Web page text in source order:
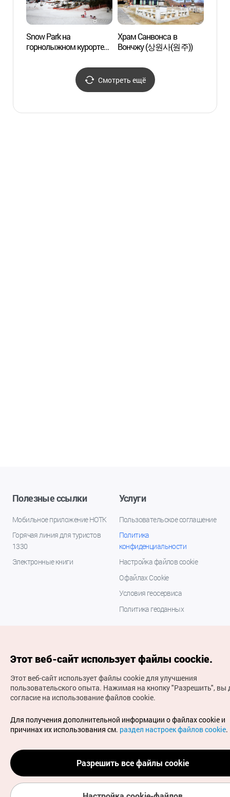
Snow Park на
горнолыжном курорте
Храм Санвонса в
Вончжу (상원사(원주))
Смотреть ещё
Полезные ссылки
Мобильное приложение НОТК
Горячая линия для туристов
1330
Электронные книги
Услуги
Пользовательское соглашение
Политика
конфиденциальности
Настройка файлов cookie
О файлах Cookie
Условия геосервиса
Политика геоданных
(с) Национальная организация туризма Кореи Все
права защищены
Для извещения об ошибках и проблемах, связанных с
работой веб-сайта, направляйте ваши запросы на
официальный адрес электронной почты
russian@knto.or.kr
Этот веб-сайт использует файлы coockie.
Этот веб-сайт использует файлы cookie для улучшения
пользовательского опыта. Нажимая на кнопку "Разрешить", вы
согласие на использование файлов cookie.
Для получения дополнительной информации о файлах cookie и
причинах их использования см. раздел настроек файлов cookie.
Разрешить все файлы cookie